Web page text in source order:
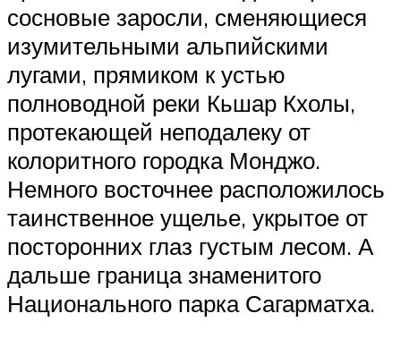
сосновые заросли, сменяющиеся
изумительными альпийскими
лугами, прямиком к устью
полноводной реки Кьшар Кхолы,
протекающей неподалеку от
колоритного городка Монджо.
Немного восточнее расположилось
таинственное ущелье, укрытое от
посторонних глаз густым лесом. А
дальше граница знаменитого
Национального парка Сагарматха.